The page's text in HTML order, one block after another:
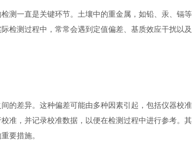
一直是关键环节。土壤中的重金属，如铅、汞、镉
检测过程中，常常会遇到定值偏差、基质效应干扰
差异。这种偏差可能由多种因素引起，包括仪器校
准，并记录校准数据，以便在检测过程中进行参考。
要措施。